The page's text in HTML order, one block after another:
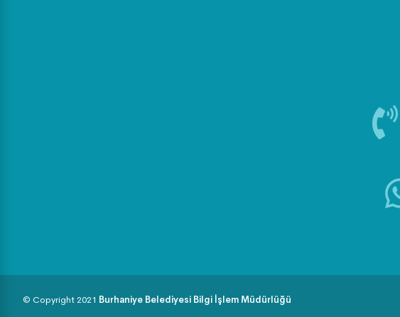
© Copyright 2021 Burhaniye Belediyesi Bilgi İşlem Müdürlüğü